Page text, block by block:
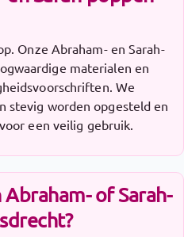
Onze Abraham- en Sarah-
materialen en
We
stevig worden opgesteld en
een veilig gebruik.
of Sarah-